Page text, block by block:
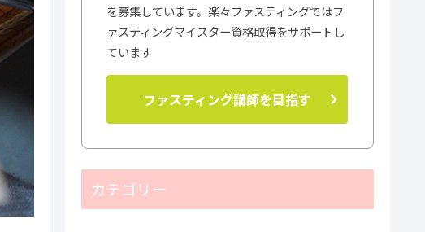
を募集しています。楽々ファスティングではフ
ァスティングマイスター資格取得をサポートし
ています
ファスティング講師を目指す
カテゴリー